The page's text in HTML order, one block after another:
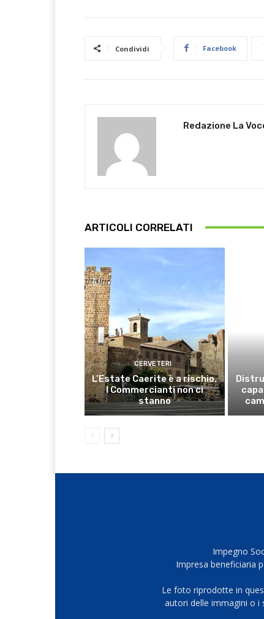
Condividi Facebook
Redazione La
ARTICOLI CORRELATI
CERVETERI
L’Estate Caerite è a rischio.
I Commercianti non ci
stanno
Impegno
Impresa beneficiaria
Le foto riprodotte in
autori delle immagini o i